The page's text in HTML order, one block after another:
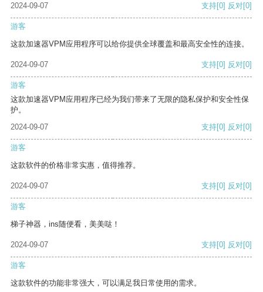
2024-09-07
支持[0] 反对[0]
游客
这款加速器VPM应用程序可以给你提供全球覆盖和最高安全性的连接。
2024-09-07 支持[0] 反对[0]
游客
这款加速器VPM应用程序已经为我们带来了无限的隐私保护和安全性保
护。
2024-09-07
支持[0] 反对[0]
游客
这款软件的价格非常实惠，值得推荐。
2024-09-07 支持[0] 反对[0]
游客
梯子神器，ins随便看，美美哒！
2024-09-07 支持[0] 反对[0]
游客
这款软件的功能非常强大，可以满足我日常使用的需求。